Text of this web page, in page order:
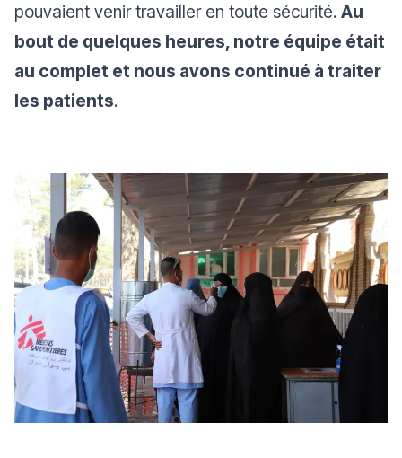
pouvaient venir travailler en toute sécurité. Au
bout de quelques heures, notre équipe était
au complet et nous avons continué à traiter
les patients.